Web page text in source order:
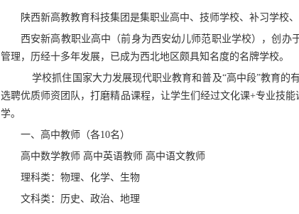
陕西新高教教育科技集团是集职业高中、技师学校、补习学校
西安新高教职业高中（前身为西安幼儿师范职业学校），创
管理，历经十多年发展，已成为西北地区颇具知名度的名牌学校。
学校抓住国家大力发展现代职业教育和普及“高中段”教育的
选聘优质师资团队，打磨精品课程，让学生们经过文化课+专业技
学。
一、高中教师（各10名）
高中数学教师 高中英语教师 高中语文教师
理科类：物理、化学、生物
文科类：历史、政治、地理